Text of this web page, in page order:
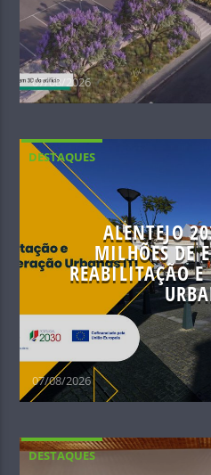
07/08/2026
DESTAQUES
ALENTEJO
MILHÕES DE
REABILITAÇÃO E
07/08/2026
DESTAQUES